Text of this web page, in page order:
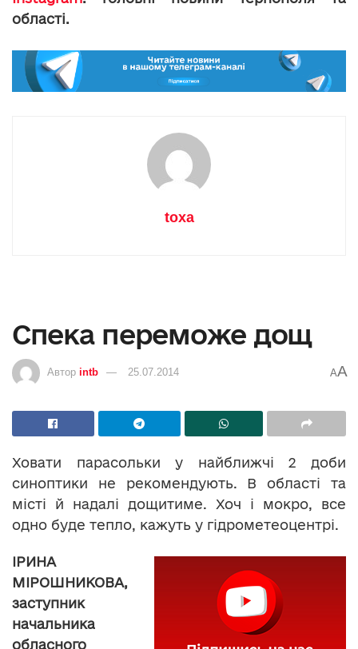
області.
toxa
Спека переможе дощ
Автор intb 25.07.2014 AA
Ховати парасольки у найближчі 2 доби
синоптики не рекомендують. В області та
місті й надалі дощитиме. Хоч і мокро, все
одно буде тепло, кажуть у гідрометеоцентрі.
ІРИНА
МІРОШНИКОВА,
заступник
начальника
обласного